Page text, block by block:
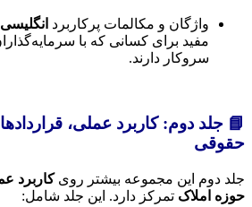
واژگان و مکالمات پرکاربرد
مفید برای کسانی که با
سروکار دارند.
📘 جلد دوم: کاربرد عملی،
حقوقی
جلد دوم این مجموعه بیشتر رویکاربرد
حوزه املاک تمرکز دارد. این جلد شامل: